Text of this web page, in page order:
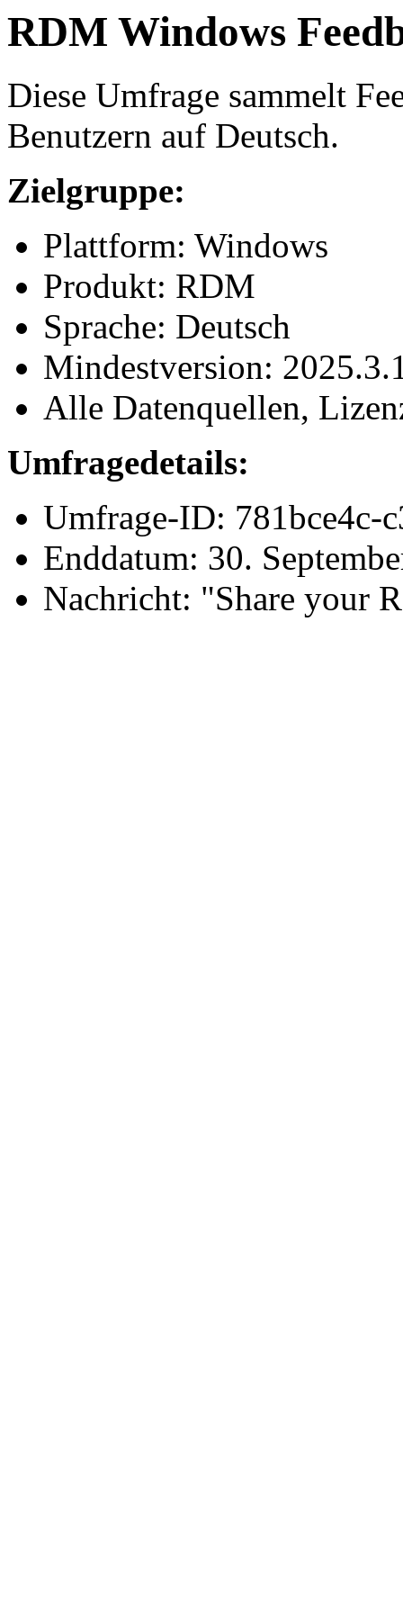
RDM Windows
Diese Umfrage sammelt
Benutzern auf Deutsch.
Zielgruppe:
Plattform: Windows
Produkt: RDM
Sprache: Deutsch
Mindestversion:
Alle Datenquellen,
Umfragedetails:
Umfrage-ID: 781bce4c-
Enddatum: 30.
Nachricht: "Share your